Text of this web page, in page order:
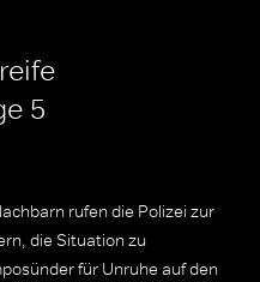
5
rufen die Polizei zur
die Situation zu
für Unruhe auf den